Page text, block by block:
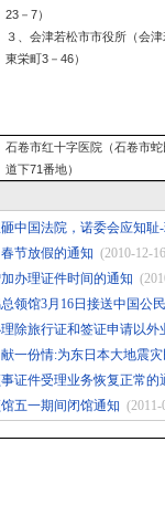
23－ 7）
３、会津若松市市役所（会
東栄町3－ 46）
石卷市红十字医院（石卷市蛇
道下71番地）
中国法院，诺委会应知耻-
节放假的通知 (2010-12-
办理证件时间的通知
领馆3月16日接送中国公
除旅行证和签证申请以外
一份情:为东日本大地震
证件受理业务恢复正常的
五一期间闭馆通知 (2011-